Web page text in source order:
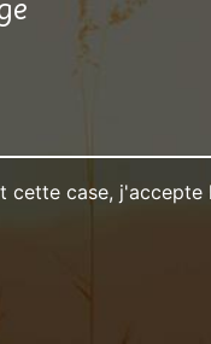
cette case,